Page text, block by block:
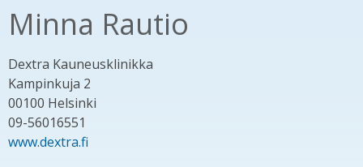
Minna Rautio
Dextra Kauneusklinikka
Kampinkuja 2
00100 Helsinki
09-56016551
www.dextra.fi